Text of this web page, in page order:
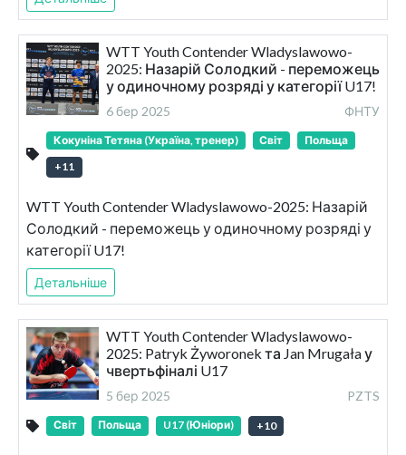
WTT Youth Contender Wladyslawowo-
2025: Назарій Солодкий - переможець
у одиночному розряді у категорії U17!
6 бер 2025 ФНТУ
Кокуніна Тетяна (Україна, тренер) Світ
Польща
+11
WTT Youth Contender Wladyslawowo-2025: Назарій
Солодкий - переможець у одиночному розряді у
категорії U17!
Детальніше
WTT Youth Contender Wladyslawowo-
2025: Patryk Żyworonek та Jan Mrugała у
чвертьфіналі U17
5 бер 2025 PZTS
Світ Польща U17 (Юніори) +10